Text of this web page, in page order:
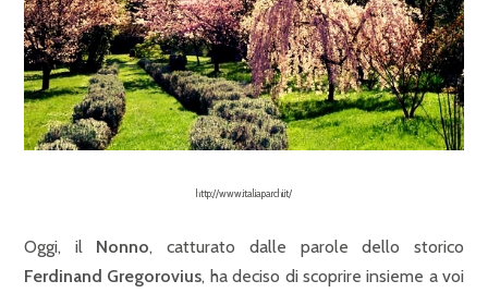
http://www.italiaparchi.it/
Oggi, il Nonno, catturato dalle parole dello storico
Ferdinand Gregorovius, ha deciso di scoprire insieme a voi